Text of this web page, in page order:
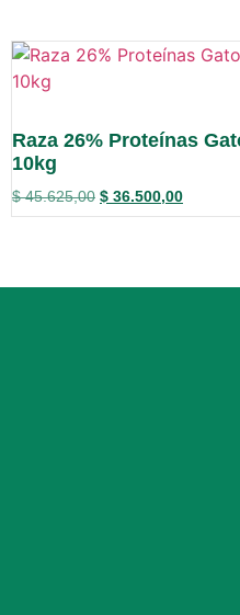
Raza 26% Proteínas
10kg
$45.625,00 $ 36.500,00